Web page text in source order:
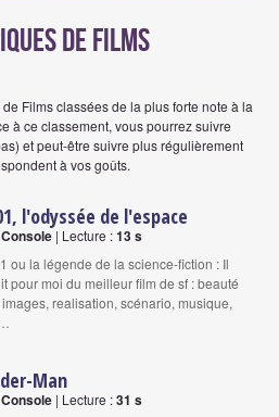
de films
Films classées de la plus forte note à la
à ce classement, vous pourrez suivre
et peut-être suivre plus régulièrement
à vos goûts.
l'odyssée de l'espace
| Lecture :13 s
ou la légende de la science-fiction : Il
pour moi du meilleur film de sf : beauté
realisation, scénario, musique,
Man
| Lecture :31 s